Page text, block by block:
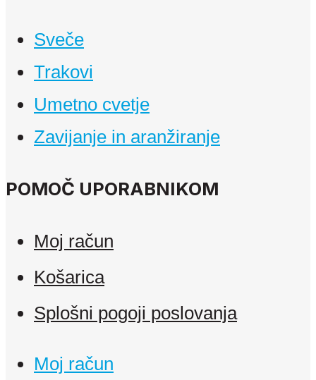
Sveče
Trakovi
Umetno cvetje
Zavijanje in aranžiranje
POMOČ UPORABNIKOM
Moj račun
Košarica
Splošni pogoji poslovanja
Moj račun